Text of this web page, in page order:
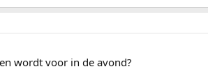
wordt voor in de avond?